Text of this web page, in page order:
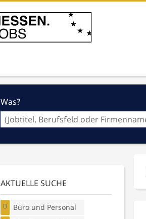
Was?
AKTUELLE SUCHE
Büro und Personal